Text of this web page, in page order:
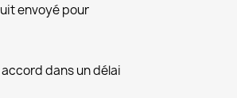
envoyé pour
dans un délai